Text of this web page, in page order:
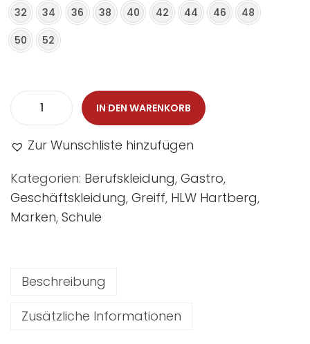
32 34 36 38 40 42 44 46 48
50 52
IN DEN WARENKORB
Zur Wunschliste hinzufügen
Kategorien: Berufskleidung, Gastro,
Geschäftskleidung, Greiff, HLW Hartberg,
Marken, Schule
Beschreibung
Zusätzliche Informationen